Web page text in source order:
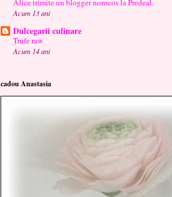
Alice trimite un blogger norocos la Predeal.
Acum 13 ani
Dulcegarii culinare
Trufe raw
Acum 14 ani
cadou Anastasia